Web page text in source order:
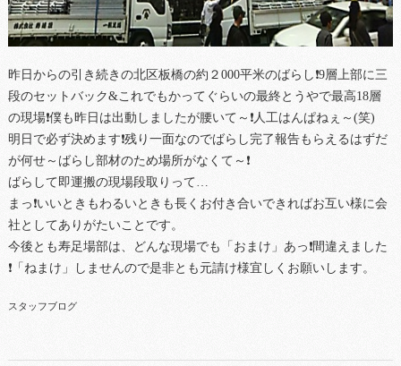
昨日からの引き続きの北区板橋の約２000平米のばらし❗9層上部に三
段のセットバック&これでもかってぐらいの最終とうやで最高18層
の現場❗僕も昨日は出動しましたが腰いて～❗人工はんぱねぇ～(笑)
明日で必ず決めます❗残り一面なのでばらし完了報告もらえるはずだ
が何せ～ばらし部材のため場所がなくて～❗
ばらして即運搬の現場段取りって…
まっ❗いいときもわるいときも長くお付き合いできればお互い様に会
社としてありがたいことです。
今後とも寿足場部は、どんな現場でも「おまけ」あっ❗間違えました
❗「ねまけ」しませんので是非とも元請け様宜しくお願いします。
スタッフブログ